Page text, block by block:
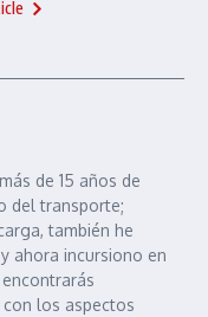
de 15 años de
del transporte;
también he
ahora incursiono en
los aspectos